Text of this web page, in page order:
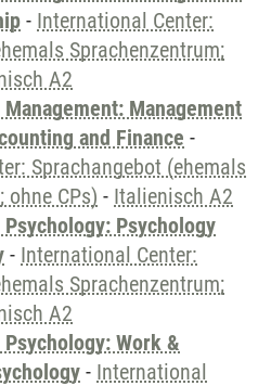
- International Center:
Sprachenzentrum;
A2
Management
and Finance -
Sprachangebot (ehemals
ohne CPs) - Italienisch A2
Psychology
- International Center:
Sprachenzentrum;
A2
Work &
- International